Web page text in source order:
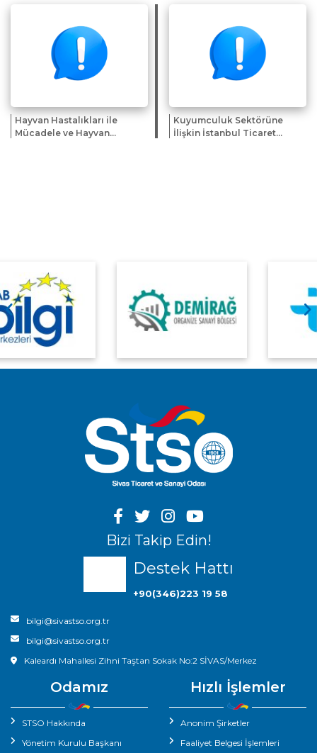
İlişkin Genelge
Hayvan Hastalıkları ile
Mücadele ve Hayvan
Kuyumculuk Sektörüne
İlişkin İstanbul Ticaret
Bizi Takip Edin!
Destek Hattı
+90(346)223 19 58
bilgi@sivastso.org.tr
bilgi@sivastso.org.tr
Kaleardı Mahallesi Zihni Taştan Sokak No:2 SİVAS/Merkez
Odamız
STSO Hakkında
Yönetim Kurulu Başkanı
Hızlı İşlemler
Anonim Şirketler
Faaliyet Belgesi İşlemleri